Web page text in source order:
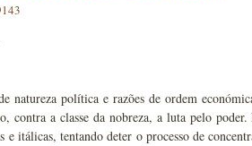
natureza política e razões de ordem
contra a classe da nobreza, a luta pelo
e itálicas, tentando deter o processo de